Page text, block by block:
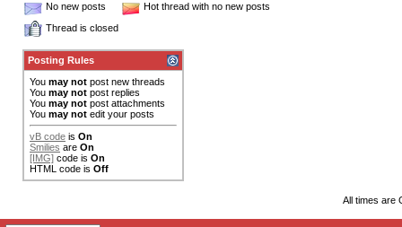
No new posts
Hot thread with no new posts
Thread is closed
Posting Rules
You may not post new threads
You may not post replies
You may not post attachments
You may not edit your posts
vB code is On
Smilies are On
[IMG] code is On
HTML code is Off
All times are